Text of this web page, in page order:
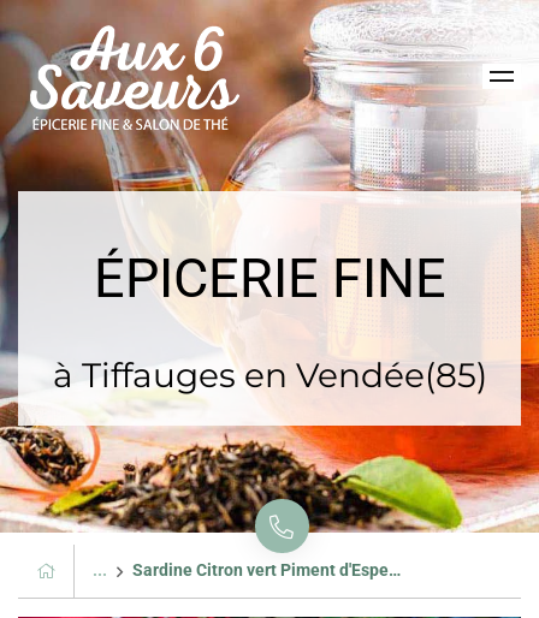
ÉPICERIE FINE
à Tiffauges en Vendée(85)
... Sardine Citron vert Piment d'Espelette